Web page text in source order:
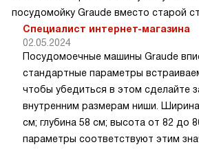
посудомойку Graude вместо старой
Специалист интернет-магазина
02.05.2024
Посудомоечные машины Graude
стандартные параметры
чтобы убедиться в этом сделайте
внутренним размерам ниши.
см; глубина 58 см; высота от 82 до
параметры соответствуют этим